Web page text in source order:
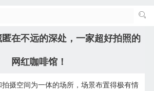
在不远的深处，一家超好拍照的
网红咖啡馆！
摄空间为一体的场所，场景布置得极有情